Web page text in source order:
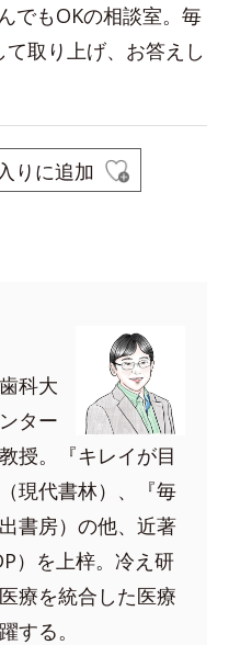
でもOKの相談室。毎
取り上げ、お答えし
りに追加
科大
ター
授。『キレイが目
現代書林）、『毎
書房）の他、近著
）を上梓。冷え研
療を統合した医療
する。